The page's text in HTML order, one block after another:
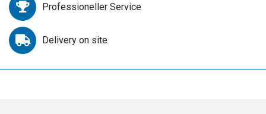
Professioneller Service
Delivery on site